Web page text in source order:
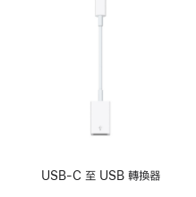
USB-C 至 USB 轉換器